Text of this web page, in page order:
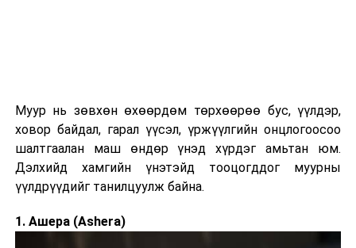
Дэлгүүр, ресторан, нийтийн тээвэр зэрэгт QR кодоор
төлбөр хийхэд өргөн ашиглагддаг. Олон улсын
банкны картыг холбож ашиглах боломжтой бөгөөд
"Tour Pass" үйлчилгээгээр жуулчдад зориулсан
төлбөрийн шийдлийг санал болгодог.
Муур нь зөвхөн өхөөрдөм төрхөөрөө бус, үүлдэр,
ховор байдал, гарал үүсэл, үржүүлгийн онцлогоосоо
шалтгаалан маш өндөр үнэд хүрдэг амьтан юм.
Дэлхийд хамгийн үнэтэйд тооцогддог муурны
үүлдрүүдийг танилцуулж байна.
1. Ашера (Ashera)